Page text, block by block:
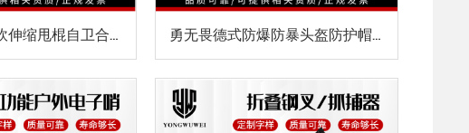
实心挡刀棍防砍伸缩甩棍自卫合法车载防身武器男女打架用品甩辊 勇无畏德式防爆防暴头盔防护帽钢丝网带面罩安保执勤防护巡逻头盔